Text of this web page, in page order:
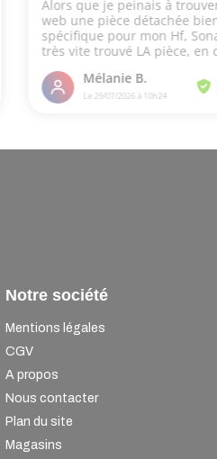
Notre société
Mentions légales
CGV
A propos
Nous contacter
Plan du site
Magasins